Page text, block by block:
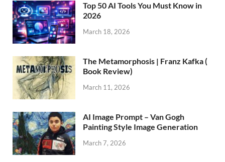
Top 50 AI Tools You Must Know in
2026
March 18, 2026
The Metamorphosis | Franz Kafka (
Book Review)
March 11, 2026
AI Image Prompt – Van Gogh
Painting Style Image Generation
March 7, 2026